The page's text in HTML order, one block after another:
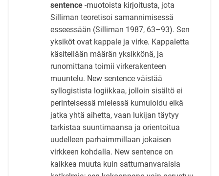
sentence-muotoista kirjoitusta, jota
Silliman teoretisoi samannimisessä
esseessään (Silliman 1987, 63–93). Sen
yksiköt ovat kappale ja virke. Kappaletta
käsitellään määrän yksikkönä, ja
runomittana toimii virkerakenteen
muuntelu. New sentence väistää
syllogistista logiikkaa, jolloin sisältö ei
perinteisessä mielessä kumuloidu eikä
jatka yhtä aihetta, vaan lukijan täytyy
tarkistaa suuntimaansa ja orientoitua
uudelleen parhaimmillaan jokaisen
virkkeen kohdalla. New sentence on
kaikkea muuta kuin sattumanvaraisia